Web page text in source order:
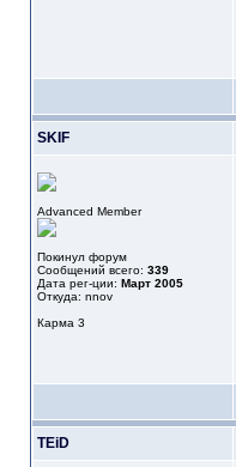
SKIF
Advanced Member
Покинул форум
Сообщений всего: 339
Дата рег-ции: Март 2005
Откуда: nnov
Карма 3
TEiD